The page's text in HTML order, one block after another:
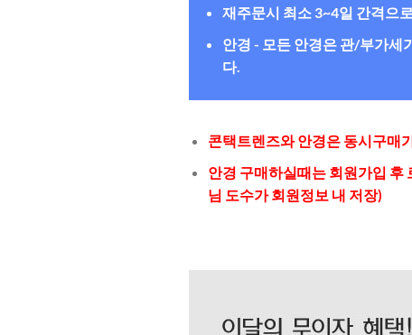
재주문시 최소 3~4일 간격으
안경 - 모든 안경은 관/부가세
다.
콘택트렌즈와 안경은 동시구매
안경 구매하실때는 회원가입 후
님 도수가 회원정보 내 저장)